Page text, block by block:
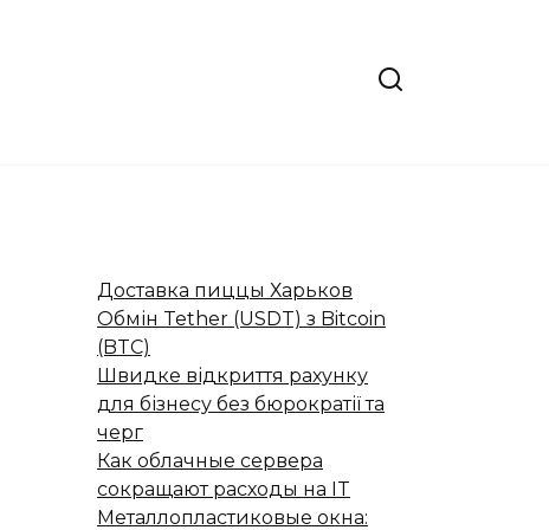
Доставка пиццы Харьков
Обмін Tether (USDT) з Bitcoin
(BTC)
Швидке відкриття рахунку
для бізнесу без бюрократії та
черг
Как облачные сервера
сокращают расходы на IT
Металлопластиковые окна: